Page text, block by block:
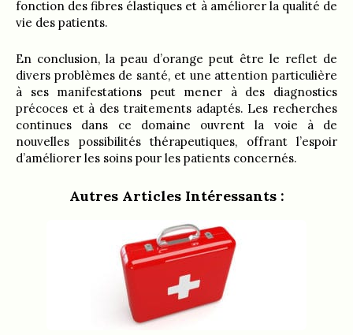
fonction des fibres élastiques et à améliorer la qualité de
vie des patients.
En conclusion, la peau d’orange peut être le reflet de
divers problèmes de santé, et une attention particulière
à ses manifestations peut mener à des diagnostics
précoces et à des traitements adaptés. Les recherches
continues dans ce domaine ouvrent la voie à de
nouvelles possibilités thérapeutiques, offrant l’espoir
d’améliorer les soins pour les patients concernés.
Autres Articles Intéressants :